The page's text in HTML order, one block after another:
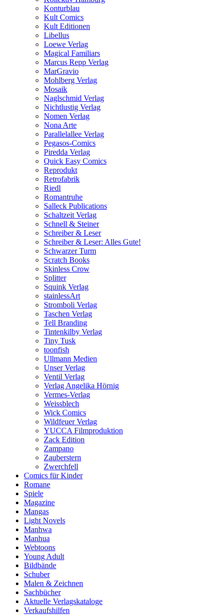
Konturblau
Kult Comics
Kult Editionen
Libellus
Loewe Verlag
Magical Familiars
Marcus Repp Verlag
MarGravio
Mohlberg Verlag
Mosaik
Naglschmid Verlag
Nichtlustig Verlag
Nomen Verlag
Nona Arte
Parallelallee Verlag
Pegasos-Comics
Piredda Verlag
Quick Easy Comics
Reprodukt
Retrofabrik
Riedl
Romantruhe
Salleck Publications
Schaltzeit Verlag
Schnell & Steiner
Schreiber & Leser
Schreiber & Leser: Alles Gute!
Schwarzer Turm
Scratch Books
Skinless Crow
Splitter
Squink Verlag
stainlessArt
Stromboli Verlag
Taschen Verlag
Tell Branding
Tintenkilby Verlag
Tiny Tusk
toonfish
Ullmann Medien
Unser Verlag
Ventil Verlag
Verlag Angelika Hörnig
Vermes-Verlag
Weissblech
Wick Comics
Wildfeuer Verlag
YUCCA Filmproduktion
Zack Edition
Zampano
Zauberstern
Zwerchfell
Comics für Kinder
Romane
Spiele
Magazine
Mangas
Light Novels
Manhwa
Manhua
Webtoons
Young Adult
Bildbände
Schuber
Malen & Zeichnen
Sachbücher
Aktuelle Verlagskataloge
Verkaufshilfen